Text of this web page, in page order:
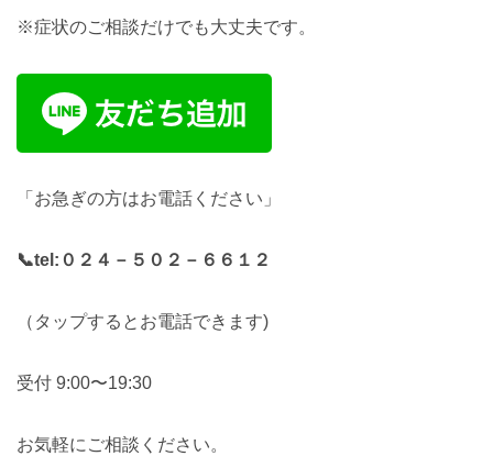
※症状のご相談だけでも大丈夫です。
「お急ぎの方はお電話ください」
📞tel: ０２４－５０２－６６１２
（タップするとお電話できます)
受付 9:00〜19:30
お気軽にご相談ください。